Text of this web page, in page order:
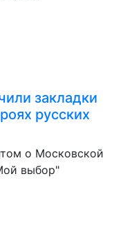
закладки
русских
о Московской
выбор"